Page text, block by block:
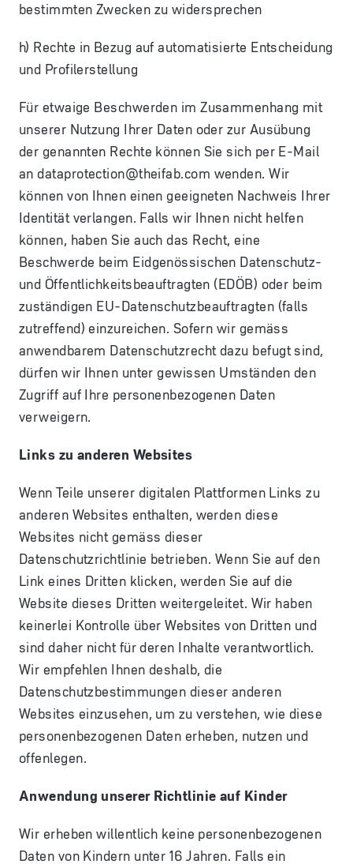
bestimmten Zwecken zu widersprechen
h) Rechte in Bezug auf automatisierte Entscheidung
und Profilerstellung
Für etwaige Beschwerden im Zusammenhang mit
unserer Nutzung Ihrer Daten oder zur Ausübung
der genannten Rechte können Sie sich per E-Mail
an dataprotection@theifab.com wenden. Wir
können von Ihnen einen geeigneten Nachweis Ihrer
Identität verlangen. Falls wir Ihnen nicht helfen
können, haben Sie auch das Recht, eine
Beschwerde beim Eidgenössischen Datenschutz-
und Öffentlichkeitsbeauftragten (EDÖB) oder beim
zuständigen EU-Datenschutzbeauftragten (falls
zutreffend) einzureichen. Sofern wir gemäss
anwendbarem Datenschutzrecht dazu befugt sind,
dürfen wir Ihnen unter gewissen Umständen den
Zugriff auf Ihre personenbezogenen Daten
verweigern.
Links zu anderen Websites
Wenn Teile unserer digitalen Plattformen Links zu
anderen Websites enthalten, werden diese
Websites nicht gemäss dieser
Datenschutzrichtlinie betrieben. Wenn Sie auf den
Link eines Dritten klicken, werden Sie auf die
Website dieses Dritten weitergeleitet. Wir haben
keinerlei Kontrolle über Websites von Dritten und
sind daher nicht für deren Inhalte verantwortlich.
Wir empfehlen Ihnen deshalb, die
Datenschutzbestimmungen dieser anderen
Websites einzusehen, um zu verstehen, wie diese
personenbezogenen Daten erheben, nutzen und
offenlegen.
Anwendung unserer Richtlinie auf Kinder
Wir erheben willentlich keine personenbezogenen
Daten von Kindern unter 16 Jahren. Falls ein